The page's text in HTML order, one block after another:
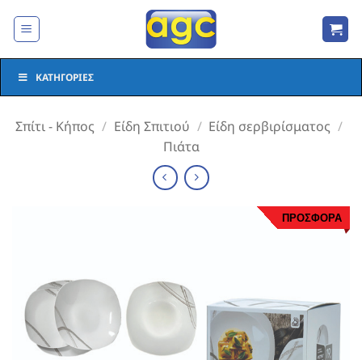
στο
ΚΑΤΗΓΟΡΊΕΣ
Σπίτι - Κήπος / Είδη Σπιτιού / Είδη σερβιρίσματος /
Πιάτα
ΠΡΟΣΦΟΡΑ